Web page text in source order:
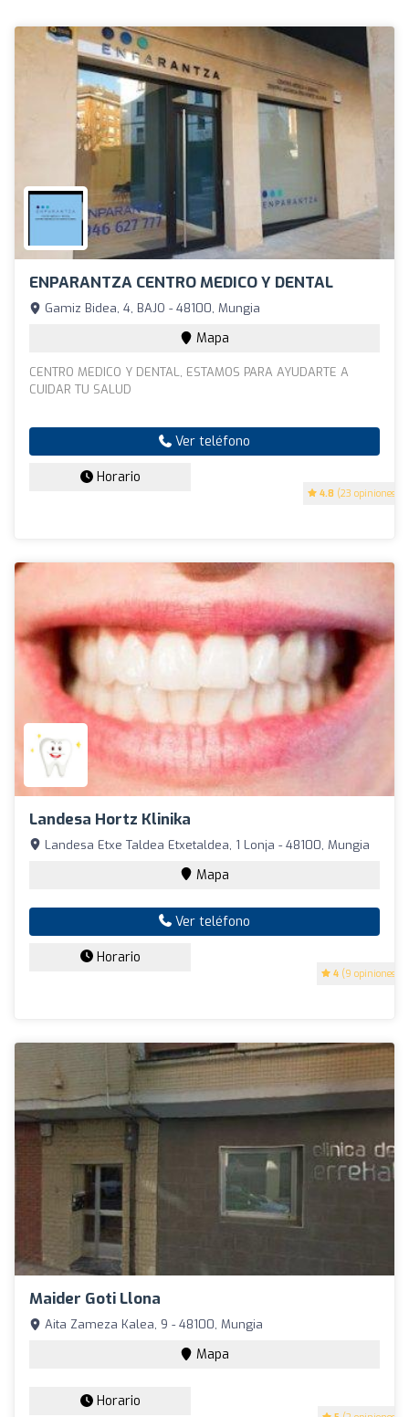
ENPARANTZA CENTRO MEDICO Y DENTAL
4.8 (23 opiniones)
Gamiz Bidea, 4, BAJO - 48100, Mungia
Mapa
CENTRO MEDICO Y DENTAL, ESTAMOS PARA AYUDARTE A
CUIDAR TU SALUD
Ver teléfono
Horario
Landesa Hortz Klinika
4 (9 opiniones)
Landesa Etxe Taldea Etxetaldea, 1 Lonja - 48100, Mungia
Mapa
Ver teléfono
Horario
Maider Goti Llona
Aita Zameza Kalea, 9 - 48100, Mungia
Mapa
Horario